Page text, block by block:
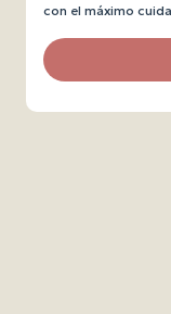
con el máximo